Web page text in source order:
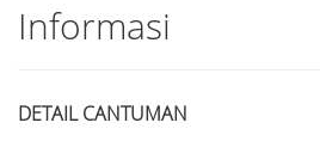
Informasi
DETAIL CANTUMAN